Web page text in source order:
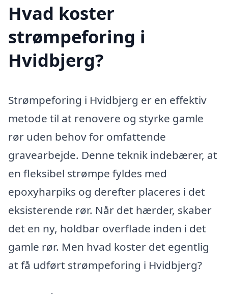
Hvad koster
strømpeforing i
Hvidbjerg?
Strømpeforing i Hvidbjerg er en effektiv
metode til at renovere og styrke gamle
rør uden behov for omfattende
gravearbejde. Denne teknik indebærer, at
en fleksibel strømpe fyldes med
epoxyharpiks og derefter placeres i det
eksisterende rør. Når det hærder, skaber
det en ny, holdbar overflade inden i det
gamle rør. Men hvad koster det egentlig
at få udført strømpeforing i Hvidbjerg?